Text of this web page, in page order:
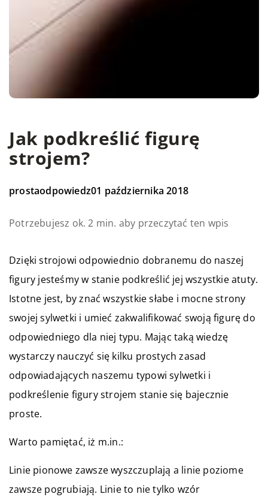
Jak podkreślić figurę
strojem?
prostaodpowiedz01 października 2018
Potrzebujesz ok. 2 min. aby przeczytać ten wpis
Dzięki strojowi odpowiednio dobranemu do naszej
figury jesteśmy w stanie podkreślić jej wszystkie atuty.
Istotne jest, by znać wszystkie słabe i mocne strony
swojej sylwetki i umieć zakwalifikować swoją figurę do
odpowiedniego dla niej typu. Mając taką wiedzę
wystarczy nauczyć się kilku prostych zasad
odpowiadających naszemu typowi sylwetki i
podkreślenie figury strojem stanie się bajecznie
proste.
Warto pamiętać, iż m.in.:
Linie pionowe zawsze wyszczuplają a linie poziome
zawsze pogrubiają. Linie to nie tylko wzór